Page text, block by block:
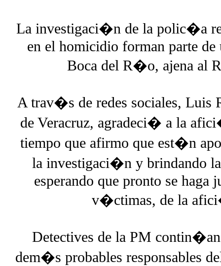
La investigaci�n de la polic�a
en el homicidio forman parte de
Boca del R�o, ajena al
A trav�s de redes sociales, Luis
de Veracruz, agradeci� a la
tiempo que afirmo que est�n
la investigaci�n y brindando
esperando que pronto se haga
v�ctimas, de la
Detectives de la PM
dem�s probables responsables